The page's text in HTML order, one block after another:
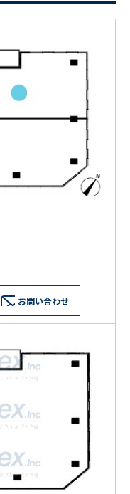
お問い合わせ